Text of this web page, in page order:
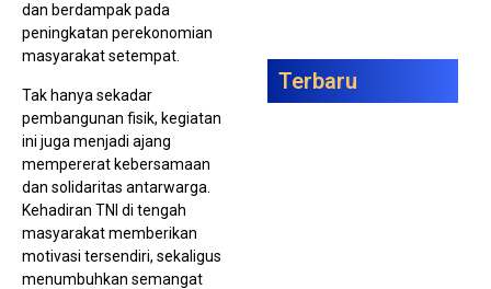
dan berdampak pada
peningkatan perekonomian
masyarakat setempat.
Tak hanya sekadar
pembangunan fisik, kegiatan
ini juga menjadi ajang
mempererat kebersamaan
dan solidaritas antarwarga.
Kehadiran TNI di tengah
masyarakat memberikan
motivasi tersendiri, sekaligus
menumbuhkan semangat
Terbaru